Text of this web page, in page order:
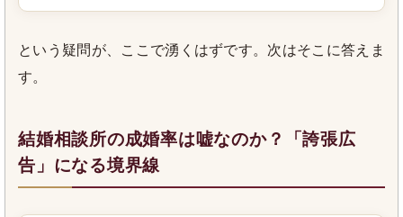
という疑問が、ここで湧くはずです。次はそこに答えま
す。
結婚相談所の成婚率は嘘なのか？「誇張広
告」になる境界線